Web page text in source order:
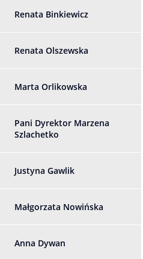
Renata Binkiewicz
Renata Olszewska
Marta Orlikowska
Pani Dyrektor Marzena
Szlachetko
Justyna Gawlik
Małgorzata Nowińska
Anna Dywan